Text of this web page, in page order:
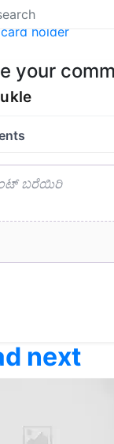
free Ration
holder
your
next